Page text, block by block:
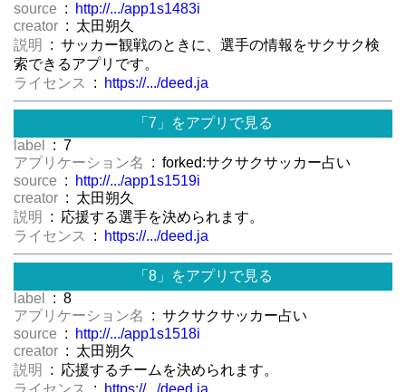
source :
http://.../app1s1483i
creator : 太田朔久
説明
: サッカー観戦のときに、選手の情報をサクサク検
索できるアプリです。
ライセンス
: https://.../deed.ja
「7」をアプリで見る
label
: 7
アプリケーション名
: forked:サクサクサッカー占い
source :
http://.../app1s1519i
creator : 太田朔久
説明
: 応援する選手を決められます。
ライセンス
: https://.../deed.ja
「8」をアプリで見る
label
: 8
アプリケーション名
: サクサクサッカー占い
source :
http://.../app1s1518i
creator : 太田朔久
説明
: 応援するチームを決められます。